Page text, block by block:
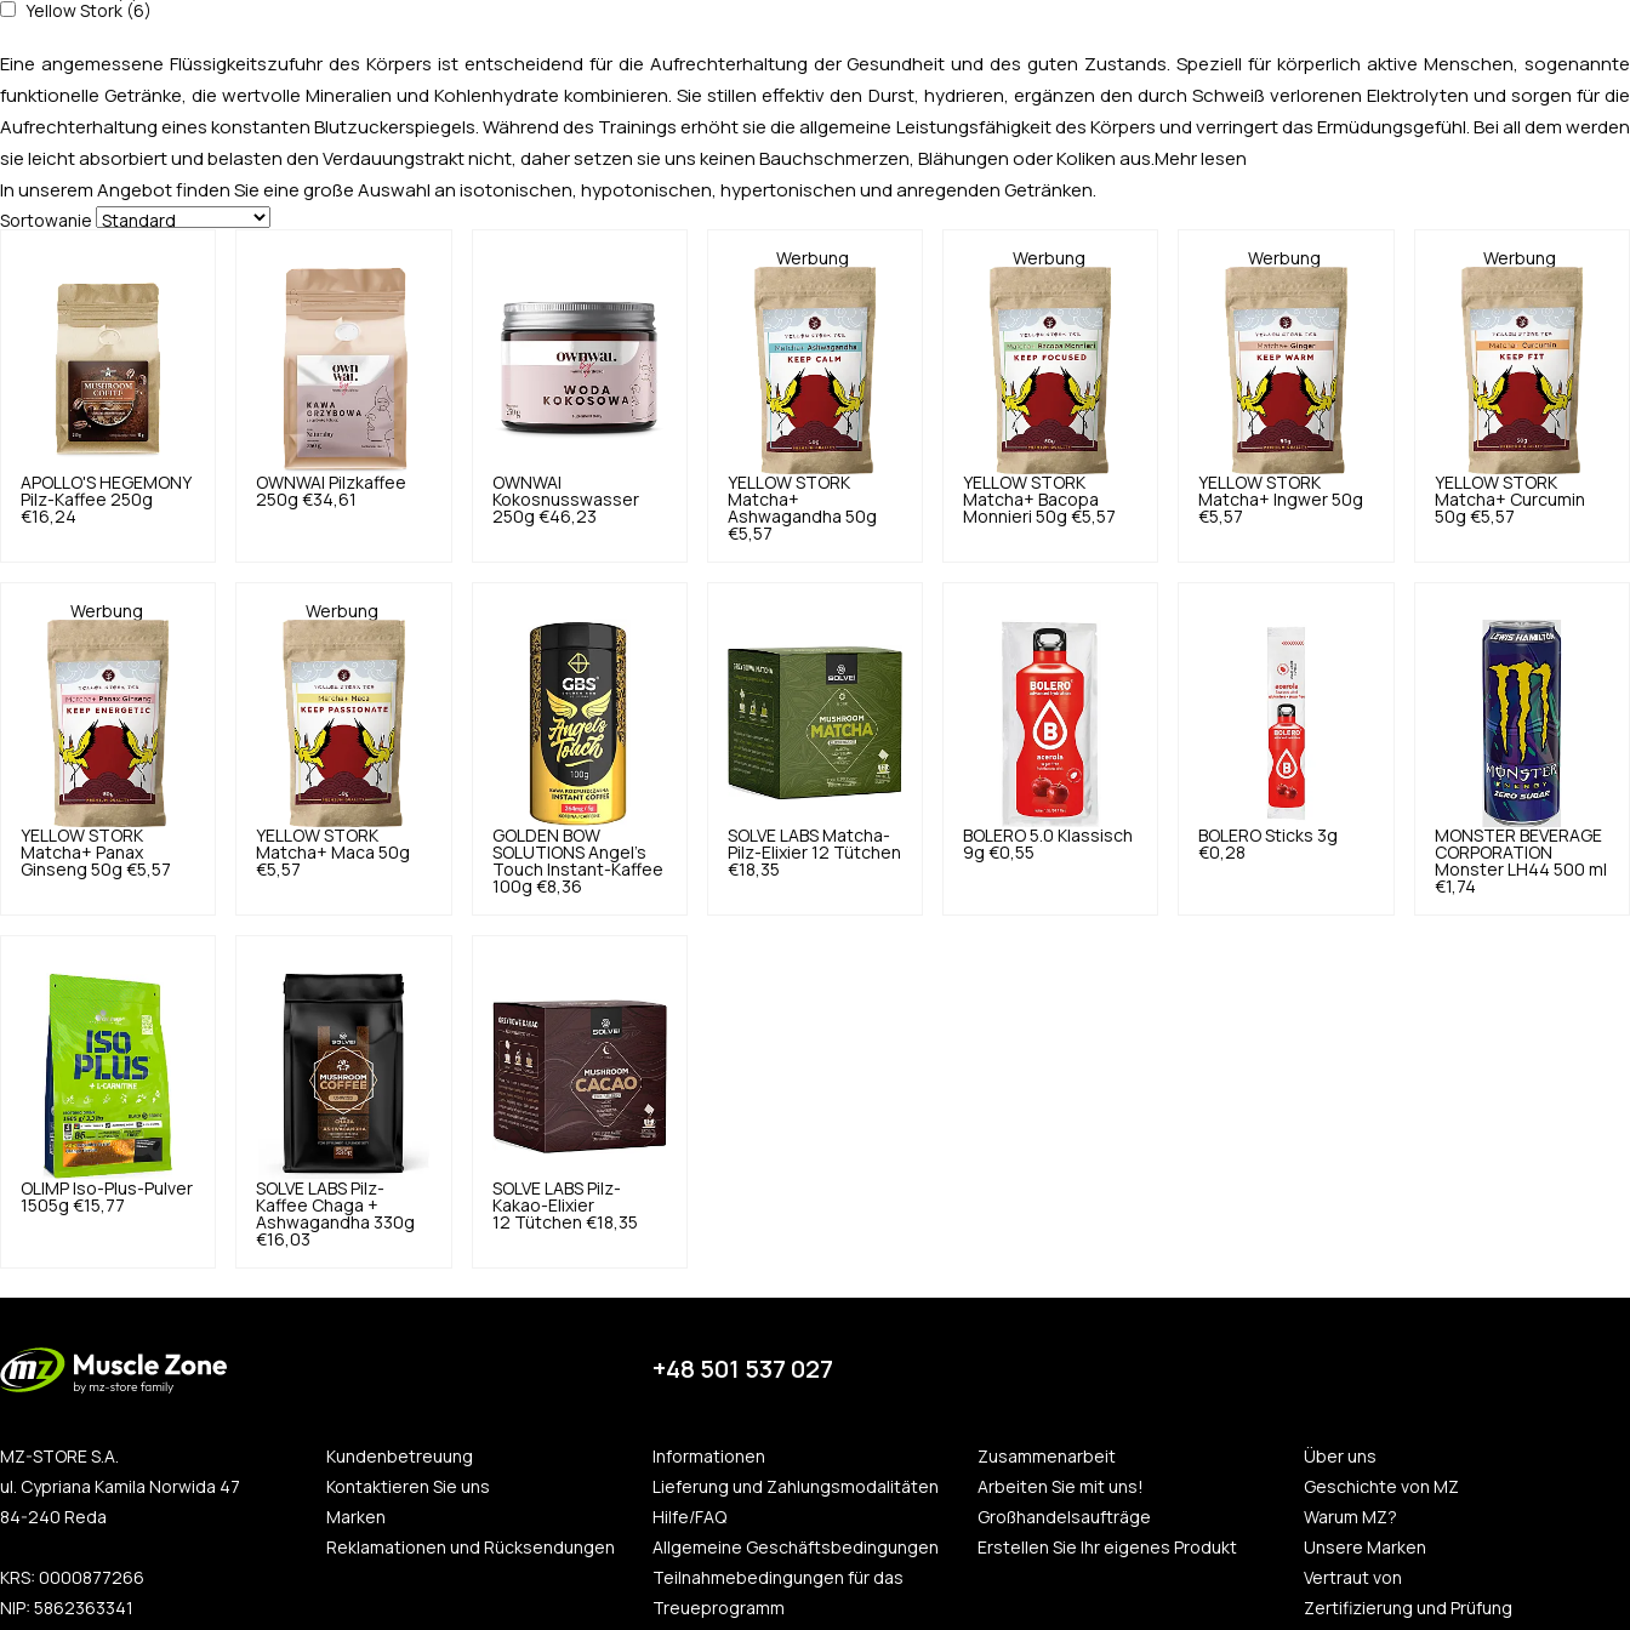
Yellow Stork (6)
Eine angemessene Flüssigkeitszufuhr des Körpers ist entscheidend für die Aufrechterhaltung der Gesundheit und des guten Zustands. Speziell für körperlich aktive Menschen, sogenannte
funktionelle Getränke, die wertvolle Mineralien und Kohlenhydrate kombinieren. Sie stillen effektiv den Durst, hydrieren, ergänzen den durch Schweiß verlorenen Elektrolyten und sorgen für die
Aufrechterhaltung eines konstanten Blutzuckerspiegels. Während des Trainings erhöht sie die allgemeine Leistungsfähigkeit des Körpers und verringert das Ermüdungsgefühl. Bei all dem werden
sie leicht absorbiert und belasten den Verdauungstrakt nicht, daher setzen sie uns keinen Bauchschmerzen, Blähungen oder Koliken aus. Mehr lesen
In unserem Angebot finden Sie eine große Auswahl an isotonischen, hypotonischen, hypertonischen und anregenden Getränken.
Sortowanie
APOLLO'S HEGEMONY
Pilz-Kaffee 250g
€16,24
OWNWAI
Pilzkaffee
250g €34,61
OWNWAI
Kokosnusswasser
250g €46,23
Werbung
YELLOW STORK
Matcha+
Ashwagandha 50g
€5,57
Werbung
YELLOW STORK
Matcha+ Bacopa
Monnieri 50g €5,57
Werbung
YELLOW STORK
Matcha+ Ingwer 50g
€5,57
Werbung
YELLOW STORK
Matcha+ Curcumin
50g €5,57
Werbung
YELLOW STORK
Matcha+ Panax
Ginseng 50g €5,57
Werbung
YELLOW STORK
Matcha+ Maca 50g
€5,57
GOLDEN BOW
SOLUTIONS Angel's
Touch Instant-Kaffee
100g €8,36
SOLVE LABS Matcha-
Pilz-Elixier 12 Tütchen
€18,35
BOLERO 5.0 Klassisch
9g €0,55
BOLERO Sticks 3g
€0,28
MONSTER BEVERAGE
CORPORATION
Monster LH44 500 ml
€1,74
OLIMP Iso-Plus-Pulver
1505g €15,77
SOLVE LABS Pilz-
Kaffee Chaga +
Ashwagandha 330g
€16,03
SOLVE LABS Pilz-
Kakao-Elixier
12 Tütchen €18,35
+48 501 537 027
MZ-STORE S.A.
ul. Cypriana Kamila Norwida 47
84-240 Reda
KRS: 0000877266
NIP: 5862363341
Kundenbetreuung
Kontaktieren Sie uns
Marken
Reklamationen und Rücksendungen
Informationen
Lieferung und Zahlungsmodalitäten
Hilfe/FAQ
Allgemeine Geschäftsbedingungen
Teilnahmebedingungen für das
Treueprogramm
Zusammenarbeit
Arbeiten Sie mit uns!
Großhandelsaufträge
Erstellen Sie Ihr eigenes Produkt
Über uns
Geschichte von MZ
Warum MZ?
Unsere Marken
Vertraut von
Zertifizierung und Prüfung